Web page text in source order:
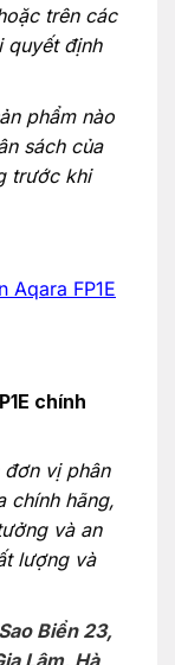
trên các
quyết định
phẩm nào
sách của
trước khi
Aqara FP1E
chính
vị phân
chính hãng,
và an
lượng và
Biển 23,